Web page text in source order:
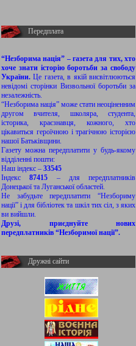
Передплата
“Незборима нація” – газета для тих, хто
хоче знати історію боротьби за свободу
України.Це газета, в якій висвітлюються
невідомі сторінки Визвольної боротьби за
незалежність.
“Незборима нація” може стати неоціненним
другом вчителя, школяра, студента,
історика, краєзнавця, кожного, хто
цікавиться героїчною і трагічною історією
нашої Батьківщини.
Газету можна передплатити у будь-якому
відділенні пошти:
Наш індекс – 33545
Індекс87415 – для передплатників
Донецької та Луганської областей.
Не забудьте передплатити “Незбориму
нації” і для бібліотек та шкіл тих сіл, з яких
ви вийшли.
Друзі, приєднуйте нових
передплатників “Незборимої нації”.
Дружні сайти